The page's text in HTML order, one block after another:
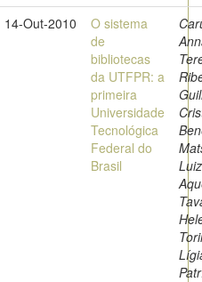
14-Out-2010
O sistema
de
bibliotecas
da UTFPR: a
primeira
Universidade
Tecnológica
Federal do
Brasil